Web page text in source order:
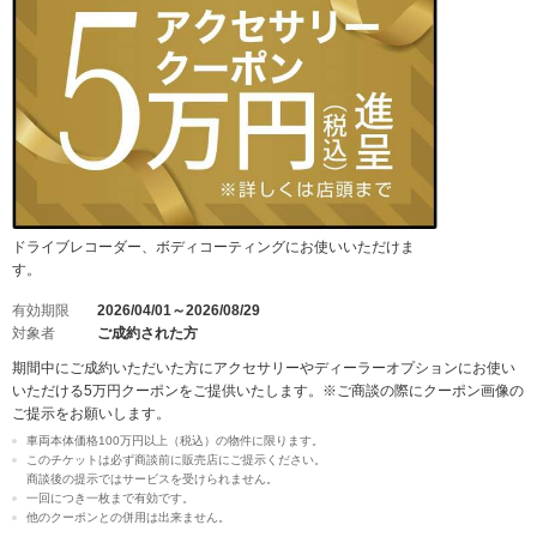
ドライブレコーダー、ボディコーティングにお使いいただけま
す。
有効期限
2026/04/01～2026/08/29
対象者
ご成約された方
期間中にご成約いただいた方にアクセサリーやディーラーオプションにお使い
いただける5万円クーポンをご提供いたします。※ご商談の際にクーポン画像の
ご提示をお願いします。
車両本体価格100万円以上（税込）の物件に限ります。
このチケットは必ず商談前に販売店にご提示ください。
商談後の提示ではサービスを受けられません。
一回につき一枚まで有効です。
他のクーポンとの併用は出来ません。